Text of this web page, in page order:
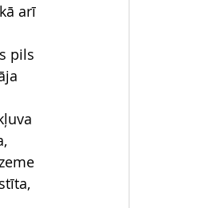
arī
pils